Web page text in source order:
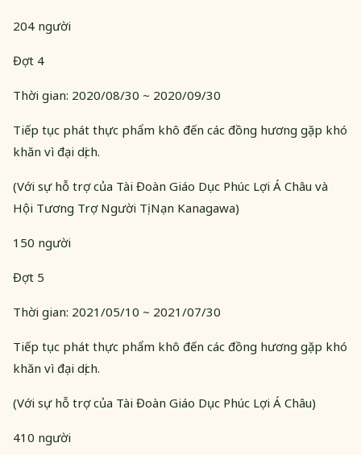
204 người
Đợt 4
Thời gian: 2020/08/30 ~ 2020/09/30
Tiếp tục phát thực phẩm khô đến các đồng hương gặp khó
khăn vì đại dịch.
(Với sự hỗ trợ của Tài Đoàn Giáo Dục Phúc Lợi Á Châu và
Hội Tương Trợ Người Tị Nạn Kanagawa)
150 người
Đợt 5
Thời gian: 2021/05/10 ~ 2021/07/30
Tiếp tục phát thực phẩm khô đến các đồng hương gặp khó
khăn vì đại dịch.
(Với sự hỗ trợ của Tài Đoàn Giáo Dục Phúc Lợi Á Châu)
410 người